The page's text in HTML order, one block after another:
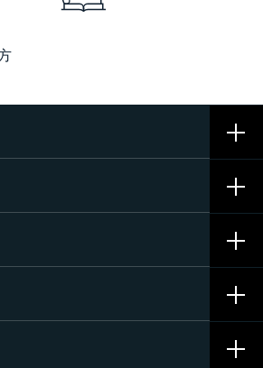
JAL）整備士養成コース
す資格
先